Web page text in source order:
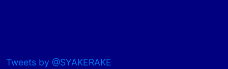
Tweets by @SYAKERAKE